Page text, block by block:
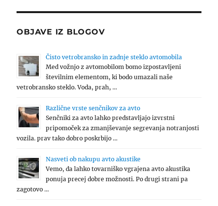
OBJAVE IZ BLOGOV
Čisto vetrobransko in zadnje steklo avtomobila
Med vožnjo z avtomobilom bomo izpostavljeni
številnim elementom, ki bodo umazali naše
vetrobransko steklo. Voda, prah, …
Različne vrste senčnikov za avto
Senčniki za avto lahko predstavljajo izvrstni
pripomoček za zmanjševanje segrevanja notranjosti
vozila. prav tako dobro poskrbijo …
Nasveti ob nakupu avto akustike
Vemo, da lahko tovarniško vgrajena avto akustika
ponuja precej dobre možnosti. Po drugi strani pa
zagotovo …